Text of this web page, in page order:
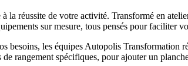
la réussite de votre activité. Transformé en
sur mesure, tous pensés pour faciliter
besoins, les équipes Autopolis Transformation
rangement spécifiques, pour ajouter un